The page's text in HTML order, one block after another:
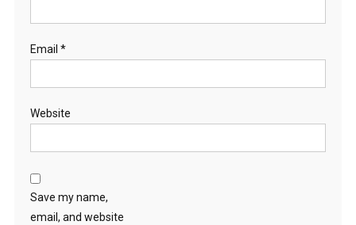
Email *
Website
Save my name,
email, and website